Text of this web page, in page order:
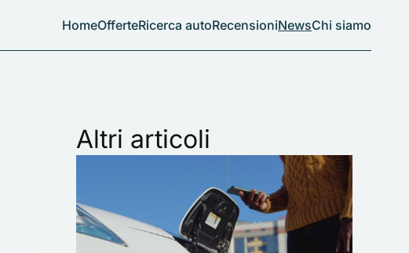
HomeOfferteRicerca autoRecensioniNewsChi siamo
Altri articoli